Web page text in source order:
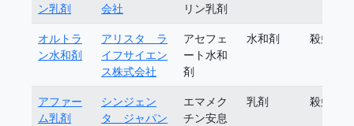
ン乳剤
会社
リン乳剤
オルトラ
ン水和剤
アリスタ ラ
イフサイエン
ス株式会社
アセフェ
ート水和
剤
水和剤 殺虫剤
アファー
ム乳剤
シンジェン
タ ジャパン
エマメク
チン安息
乳剤 殺虫剤